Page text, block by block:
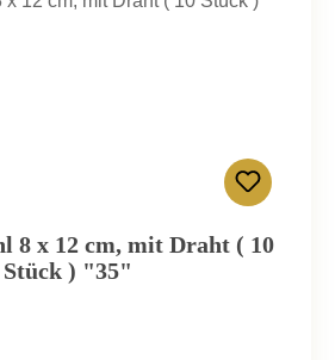
8 x 12 cm, mit Draht ( 10
Stück ) "35"